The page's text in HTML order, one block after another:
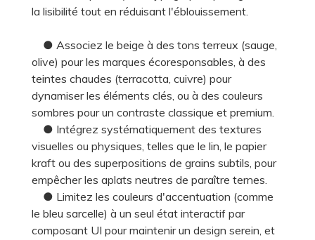
la lisibilité tout en réduisant l'éblouissement.
● Associez le beige à des tons terreux (sauge,
olive) pour les marques écoresponsables, à des
teintes chaudes (terracotta, cuivre) pour
dynamiser les éléments clés, ou à des couleurs
sombres pour un contraste classique et premium.
● Intégrez systématiquement des textures
visuelles ou physiques, telles que le lin, le papier
kraft ou des superpositions de grains subtils, pour
empêcher les aplats neutres de paraître ternes.
● Limitez les couleurs d'accentuation (comme
le bleu sarcelle) à un seul état interactif par
composant UI pour maintenir un design serein, et